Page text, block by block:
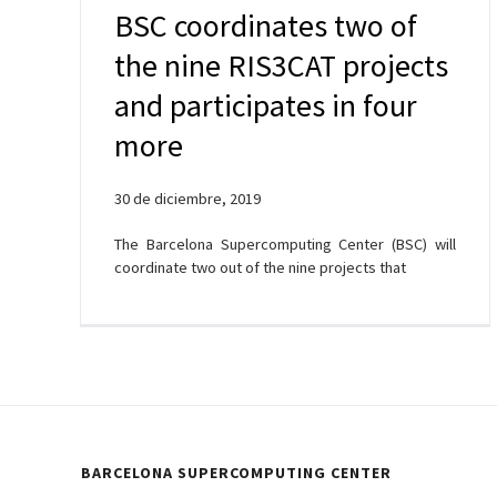
BSC coordinates two of
the nine RIS3CAT projects
and participates in four
more
30 de diciembre, 2019
The Barcelona Supercomputing Center (BSC) will
coordinate two out of the nine projects that
BARCELONA SUPERCOMPUTING CENTER